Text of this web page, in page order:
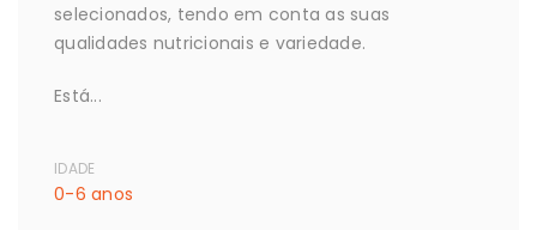
selecionados, tendo em conta as suas
qualidades nutricionais e variedade.
Está...
IDADE
0-6 anos